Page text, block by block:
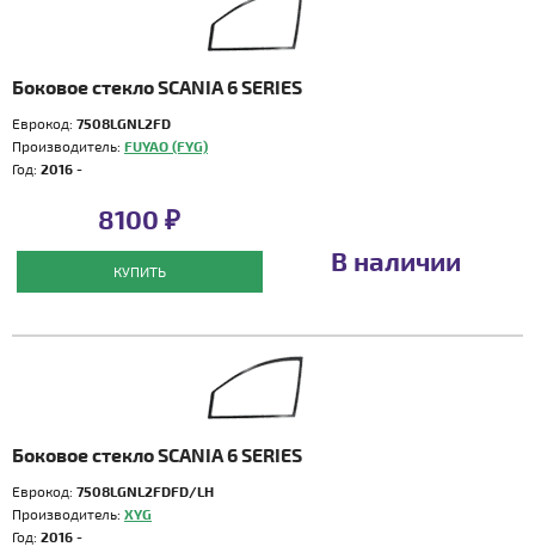
Боковое стекло SCANIA 6 SERIES
Еврокод: 7508LGNL2FD
Производитель: FUYAO (FYG)
Год: 2016 -
8100 ₽
КУПИТЬ В наличии
Боковое стекло SCANIA 6 SERIES
Еврокод: 7508LGNL2FDFD/LH
Производитель: XYG
Год: 2016 -